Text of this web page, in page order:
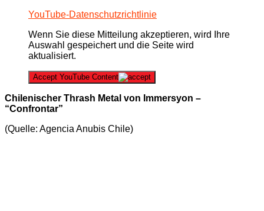
YouTube-Datenschutzrichtlinie
Wenn Sie diese Mitteilung akzeptieren, wird Ihre
Auswahl gespeichert und die Seite wird
aktualisiert.
Accept YouTube Content
Chilenischer Thrash Metal von Immersyon –
“Confrontar”
(Quelle: Agencia Anubis Chile)